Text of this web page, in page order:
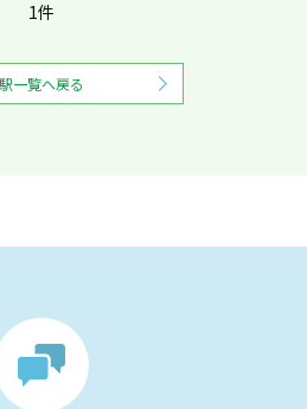
1件
駅一覧へ戻る